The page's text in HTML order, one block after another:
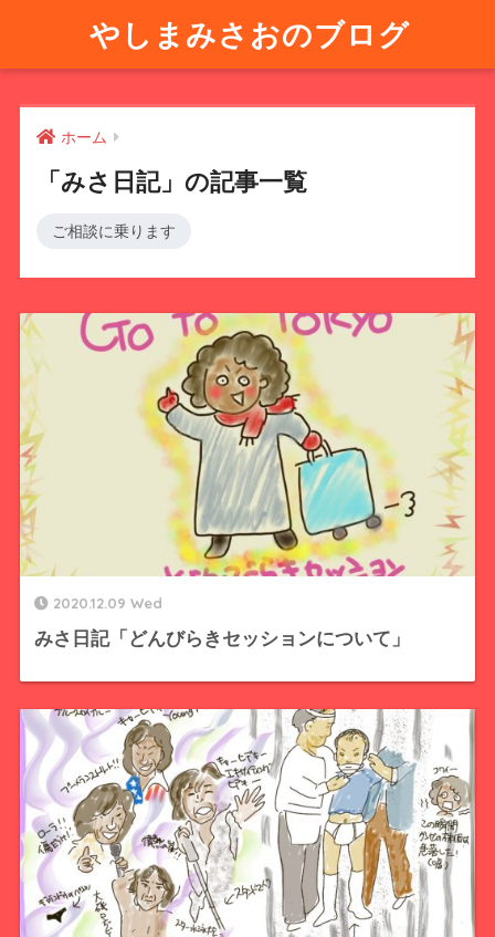
やしまみさおのブログ
ホーム
「みさ日記」の記事一覧
ご相談に乗ります
2020.12.09 Wed
みさ日記「どんびらきセッションについて」